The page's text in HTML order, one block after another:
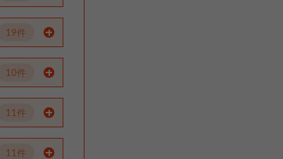
19件
10件
11件
11件